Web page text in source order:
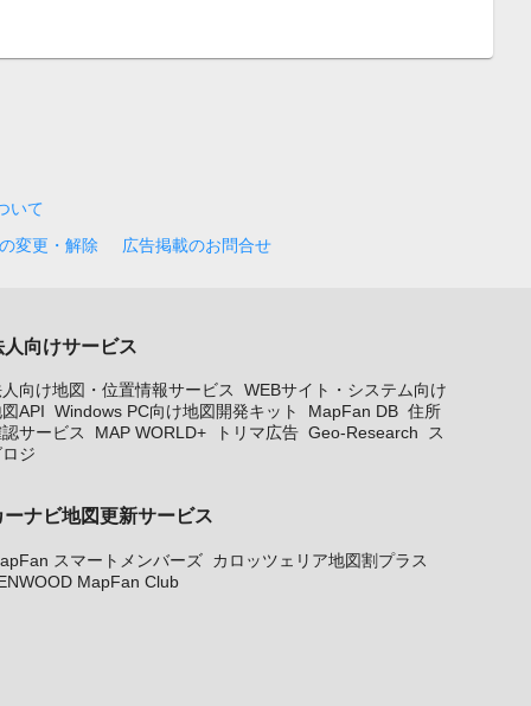
いて
変更・解除
広告掲載のお問合せ
人向けサービス
向け地図・位置情報サービス
WEBサイト・システム向け
API Windows PC向け地図開発キット MapFan DB 住所
サービス
MAP WORLD+ トリマ広告 Geo-Research
ス
ジ
ーナビ地図更新サービス
スマートメンバーズ カロッツェリア地図割プラス
MapFan Club